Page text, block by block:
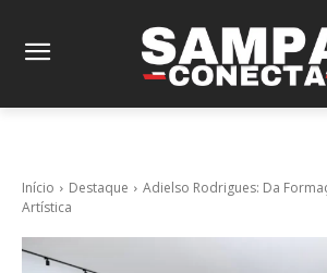
Início Destaque
Adielso Rodrigues: Da
Artística